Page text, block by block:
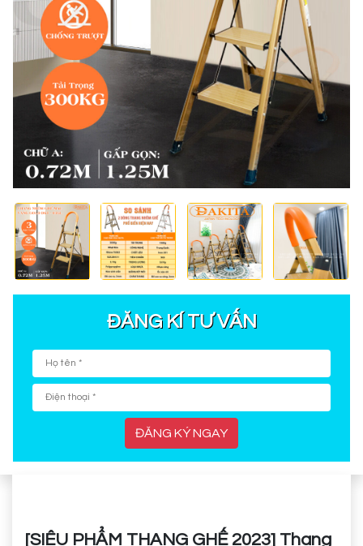
ĐĂNG KÍ TƯ VẤN
ĐĂNG KÝ NGAY
[SIÊU PHẨM THANG GHẾ 2023] Thang